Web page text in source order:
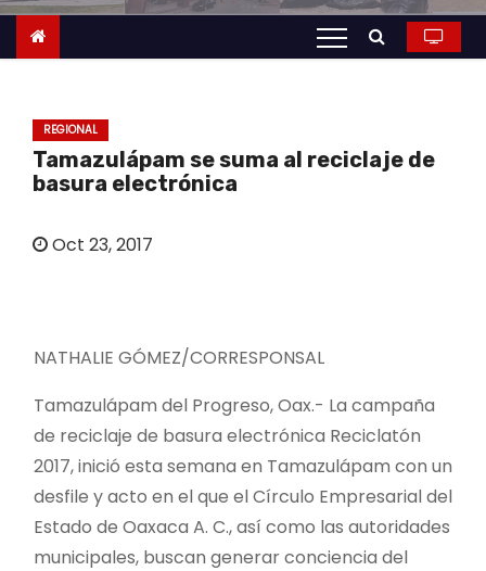
t
REGIONAL
Tamazulápam se suma al reciclaje de
basura electrónica
Oct 23, 2017
NATHALIE GÓMEZ/CORRESPONSAL
Tamazulápam del Progreso, Oax.- La campaña
de reciclaje de basura electrónica Reciclatón
2017, inició esta semana en Tamazulápam con un
desfile y acto en el que el Círculo Empresarial del
Estado de Oaxaca A. C., así como las autoridades
municipales, buscan generar conciencia del